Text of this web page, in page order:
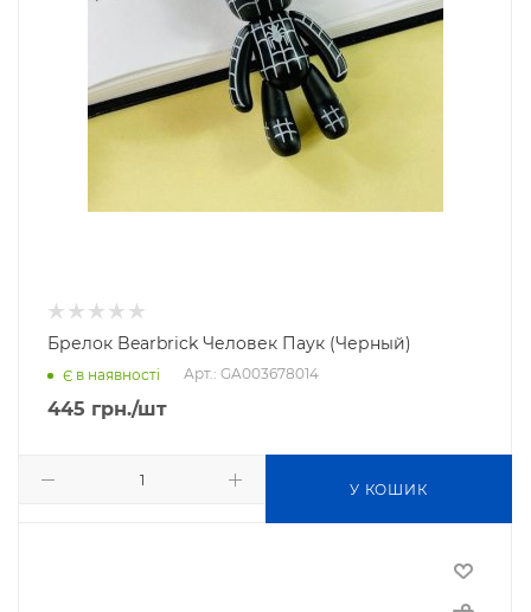
Брелок Bearbrick Человек Паук (Черный)
Є в наявності Арт.: GA003678014
445 грн./шт
У КОШИК